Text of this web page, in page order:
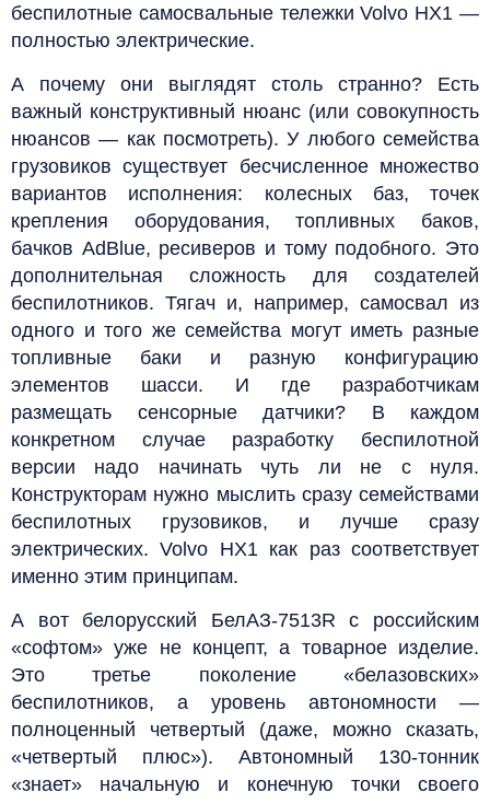
беспилотные самосвальные тележки Volvo HX1 —
полностью электрические.
А почему они выглядят столь странно? Есть
важный конструктивный нюанс (или совокупность
нюансов — как посмотреть). У любого семейства
грузовиков существует бесчисленное множество
вариантов исполнения: колесных баз, точек
крепления оборудования, топливных баков,
бачков AdBlue, ресиверов и тому подобного. Это
дополнительная сложность для создателей
беспилотников. Тягач и, например, самосвал из
одного и того же семейства могут иметь разные
топливные баки и разную конфигурацию
элементов шасси. И где разработчикам
размещать сенсорные датчики? В каждом
конкретном случае разработку беспилотной
версии надо начинать чуть ли не с нуля.
Конструкторам нужно мыслить сразу семействами
беспилотных грузовиков, и лучше сразу
электрических. Volvo HX1 как раз соответствует
именно этим принципам.
А вот белорусский БелАЗ-7513R с российским
«софтом» уже не концепт, а товарное изделие.
Это третье поколение «белазовских»
беспилотников, а уровень автономности —
полноценный четвертый (даже, можно сказать,
«четвертый плюс»). Автономный 130-тонник
«знает» начальную и конечную точки своего